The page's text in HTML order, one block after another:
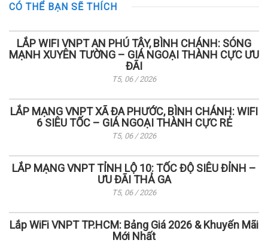
CÓ THỂ BẠN SẼ THÍCH
LẮP WIFI VNPT AN PHÚ TÂY, BÌNH CHÁNH: SÓNG
MẠNH XUYÊN TƯỜNG – GIÁ NGOẠI THÀNH CỰC ƯU
ĐÃI
T5, 06 / 2026
LẮP MẠNG VNPT XÃ ĐA PHƯỚC, BÌNH CHÁNH: WIFI
6 SIÊU TỐC – GIÁ NGOẠI THÀNH CỰC RẺ
T5, 06 / 2026
LẮP MẠNG VNPT TỈNH LỘ 10: TỐC ĐỘ SIÊU ĐỈNH –
ƯU ĐÃI THẢ GA
T5, 06 / 2026
Lắp WiFi VNPT TP.HCM: Bảng Giá 2026 & Khuyến Mãi
Mới Nhất